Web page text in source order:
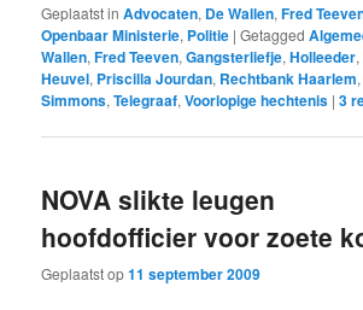
Geplaatst in Advocaten, De Wallen,Fred
Openbaar Ministerie, Politie |Getagged
Wallen,Fred Teeven,Gangsterliefje,Holleeder,
Heuvel, Priscilla Jourdan, Rechtbank Haarlem
Simmons,Telegraaf,Voorlopige hechtenis |3
NOVA slikte leugen
hoofdofficier voor zoete
Geplaatst op11 september 2009